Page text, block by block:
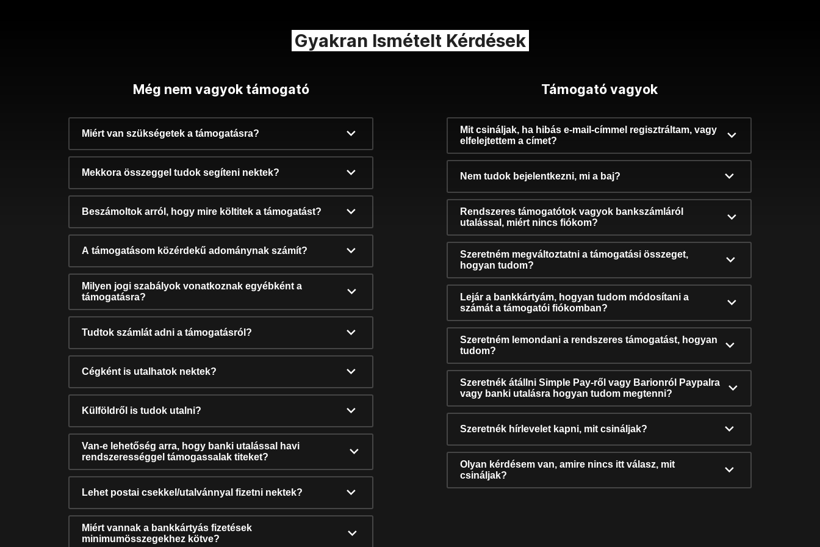
Gyakran Ismételt Kérdések
Még nem vagyok támogató
Miért van szükségetek a támogatásra?
Mekkora összeggel tudok segíteni nektek?
Beszámoltok arról, hogy mire költitek a támogatást?
A támogatásom közérdekű adománynak számít?
Milyen jogi szabályok vonatkoznak egyébként a
támogatásra?
Tudtok számlát adni a támogatásról?
Cégként is utalhatok nektek?
Külföldről is tudok utalni?
Van-e lehetőség arra, hogy banki utalással havi
rendszerességgel támogassalak titeket?
Lehet postai csekkel/utalvánnyal fizetni nektek?
Miért vannak a bankkártyás fizetések
minimumösszegekhez kötve?
Támogató vagyok
Mit csináljak, ha hibás e-mail-címmel regisztráltam, vagy
elfelejtettem a címet?
Nem tudok bejelentkezni, mi a baj?
Rendszeres támogatótok vagyok bankszámláról
utalással, miért nincs fiókom?
Szeretném megváltoztatni a támogatási összeget,
hogyan tudom?
Lejár a bankkártyám, hogyan tudom módosítani a
számát a támogatói fiókomban?
Szeretném lemondani a rendszeres támogatást, hogyan
tudom?
Szeretnék átállni Simple Pay-ről vagy Barionról Paypalra
vagy banki utalásra hogyan tudom megtenni?
Szeretnék hírlevelet kapni, mit csináljak?
Olyan kérdésem van, amire nincs itt válasz, mit
csináljak?